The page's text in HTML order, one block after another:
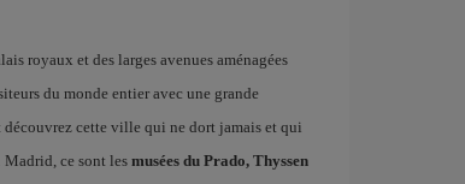
royaux et des larges avenues aménagées
du monde entier avec une grande
cette ville qui ne dort jamais et qui
Madrid, ce sont les musées du Prado, Thyssen